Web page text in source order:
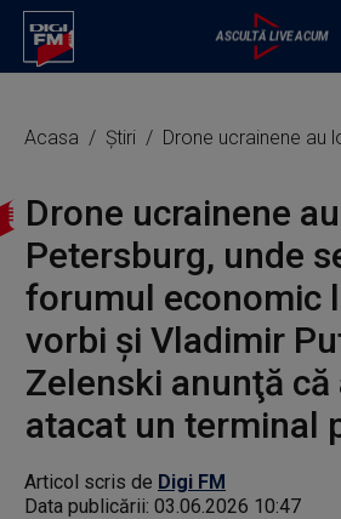
Acasa Știri Drone ucrainene au lovit Sankt Petersburg, unde se deschide forumul economic
Drone ucrainene
Petersburg, unde
forumul economic
vorbi şi Vladimir
Zelenski anunţă
atacat un terminal
Articol scris de Digi FM
Data publicării: 03.06.2026 10:47